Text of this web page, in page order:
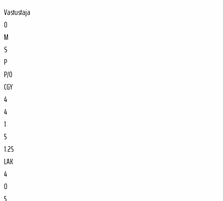
Vastustaja
O
M
S
P
P/O
CGY
4
4
1
5
1.25
LAK
4
0